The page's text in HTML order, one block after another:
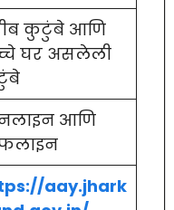
कुटुंबे आणि
घर असलेली
आणि
aay.jhark